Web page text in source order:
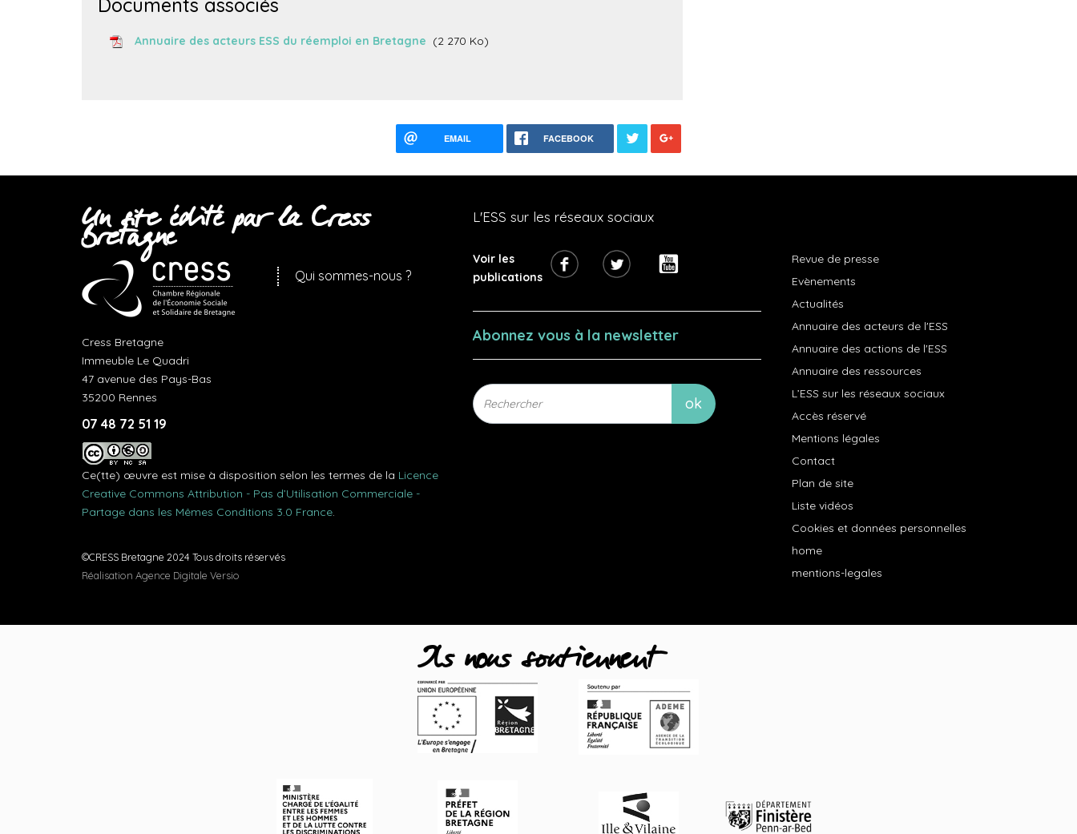
Documents associés
Annuaire des acteurs ESS du réemploi en Bretagne (2 270 Ko)
EMAIL FACEBOOK
Un site édité par la Cress
Bretagne
Cress Bretagne
Immeuble Le Quadri
47 avenue des Pays-Bas
35200 Rennes
07 48 72 51 19
Qui sommes-nous ?
Ce(tte) œuvre est mise à disposition selon les termes de la Licence
Creative Commons Attribution - Pas d’Utilisation Commerciale -
Partage dans les Mêmes Conditions 3.0 France.
©CRESS Bretagne 2024 Tous droits réservés
Réalisation Agence Digitale Versio
L'ESS sur les réseaux sociaux
Voir les
publications
Abonnez vous à la newsletter
Revue de presse
Evènements
Actualités
Annuaire des acteurs de l'ESS
Annuaire des actions de l'ESS
Annuaire des ressources
L’ESS sur les réseaux sociaux
Accès réservé
Mentions légales
Contact
Plan de site
Liste vidéos
Cookies et données personnelles
home
mentions-legales
Ils nous soutiennent